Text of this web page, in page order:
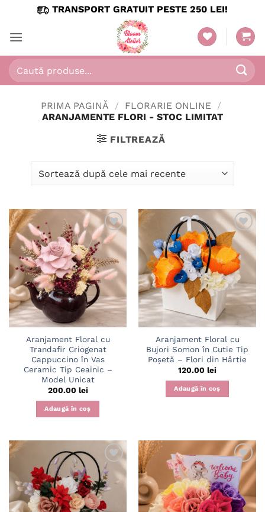
content
TRANSPORT GRATUIT PESTE 250 LEI!
Caută
după:
PRIMA PAGINĂ / FLORARIE ONLINE /
ARANJAMENTE FLORI - STOC LIMITAT
FILTREAZĂ
Adaugă
în
wishlist
Aranjament Floral cu
Trandafir Criogenat
Cappuccino în Vas
Ceramic Tip Ceainic –
Model Unicat
200.00 lei
Adaugă în coș
Adaugă
în
wishlist
Aranjament Floral cu
Bujori Somon în Cutie Tip
Poșetă – Flori din Hârtie
120.00 lei
Adaugă în coș
Adaugă
în
wishlist
Adaugă
în
wishlist